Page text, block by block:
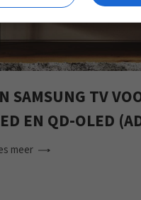
SAMSUNG TV
EN QD-OLED
meer